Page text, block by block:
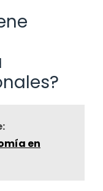
en